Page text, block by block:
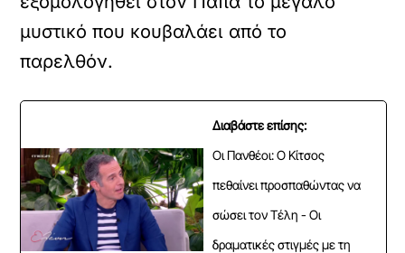
μυστικό που κουβαλάει από το
παρελθόν.
Διαβάστε επίσης:
Οι Πανθέοι: Ο Κίτσος
πεθαίνει προσπαθώντας να
σώσει τον Τέλη - Οι
δραματικές στιγμές με τη